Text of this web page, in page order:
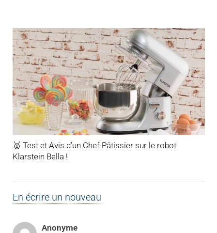
🥇 Test et Avis d’un Chef Pâtissier sur le robot
Klarstein Bella !
En écrire un nouveau
Anonyme